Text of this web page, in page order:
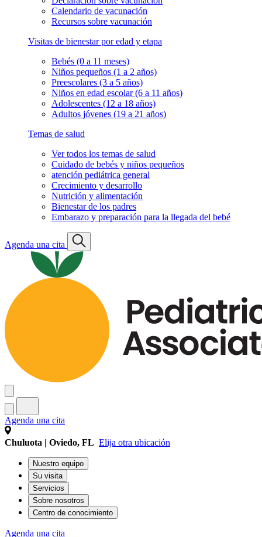
Calendario de vacunación
Recursos sobre vacunación
Visitas de bienestar por edad y etapa
Bebés (0 a 11 meses)
Niños pequeños (1 a 2 años)
Preescolares (3 a 5 años)
Niños en edad escolar (6 a 11 años)
Adolescentes (12 a 18 años)
Adultos jóvenes (19 a 21 años)
Temas de salud
Ver todos los temas de salud
Cuidado de bebés y niños pequeños
atención pediátrica general
Crecimiento y desarrollo
Nutrición y alimentación
Bienestar de los padres
Embarazo y preparación para la llegada del bebé
Agenda una cita
Agenda una cita
Chuluota | Oviedo, FL Elija otra ubicación
Nuestro equipo
Su visita
Servicios
Sobre nosotros
Centro de conocimiento
Agenda una cita